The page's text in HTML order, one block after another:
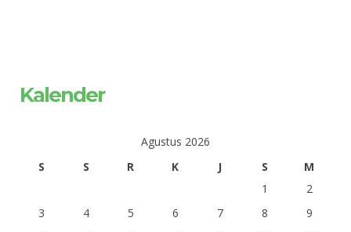
Kalender
Agustus 2026
S
S R K J S
M
1
2
3
4 5 6 7 8
9